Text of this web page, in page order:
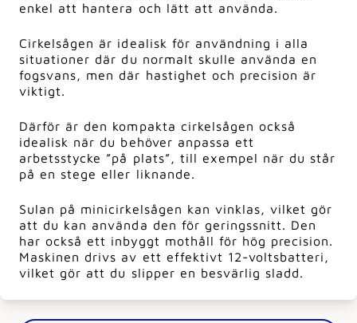
enkel att hantera och lätt att använda.
Cirkelsågen är idealisk för användning i alla
situationer där du normalt skulle använda en
fogsvans, men där hastighet och precision är
viktigt.
Därför är den kompakta cirkelsågen också
idealisk när du behöver anpassa ett
arbetsstycke ”på plats”, till exempel när du står
på en stege eller liknande.
Sulan på minicirkelsågen kan vinklas, vilket gör
att du kan använda den för geringssnitt. Den
har också ett inbyggt mothåll för hög precision.
Maskinen drivs av ett effektivt 12-voltsbatteri,
vilket gör att du slipper en besvärlig sladd.